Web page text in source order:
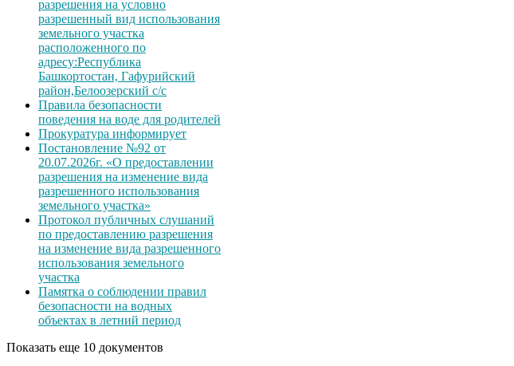
разрешения на условно
разрешенный вид использования
земельного участка
расположенного по
адресу:Республика
Башкортостан, Гафурийский
район,Белоозерский с/с
Правила безопасности
поведения на воде для родителей
Прокуратура информирует
Постановление №92 от
20.07.2026г. «О предоставлении
разрешения на изменение вида
разрешенного использования
земельного участка»
Протокол публичных слушаний
по предоставлению разрешения
на изменение вида разрешенного
использования земельного
участка
Памятка о соблюдении правил
безопасности на водных
объектах в летний период
Показать еще 10 документов